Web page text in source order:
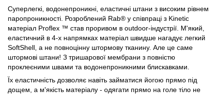
Суперлегкі, водонепроникні, еластичні штани з високим рівнем
паропроникності. Розроблений Rab® у співпраці з Kinetic
матеріал Proflex ™ став проривом в outdoor-індустрії. М'який,
еластичний в 4-х напрямках матеріал швидше нагадує легкий
SoftShell, а не повноцінну штормову тканину. Але це саме
штормові штани! З тришарової мембрани з повністю
проклеєними швами та водонепроникними блискавками.
Їх еластичність дозволяє навіть займатися йогою прямо під
дощем, а м'якість матеріалу - одягати прямо на голе тіло не